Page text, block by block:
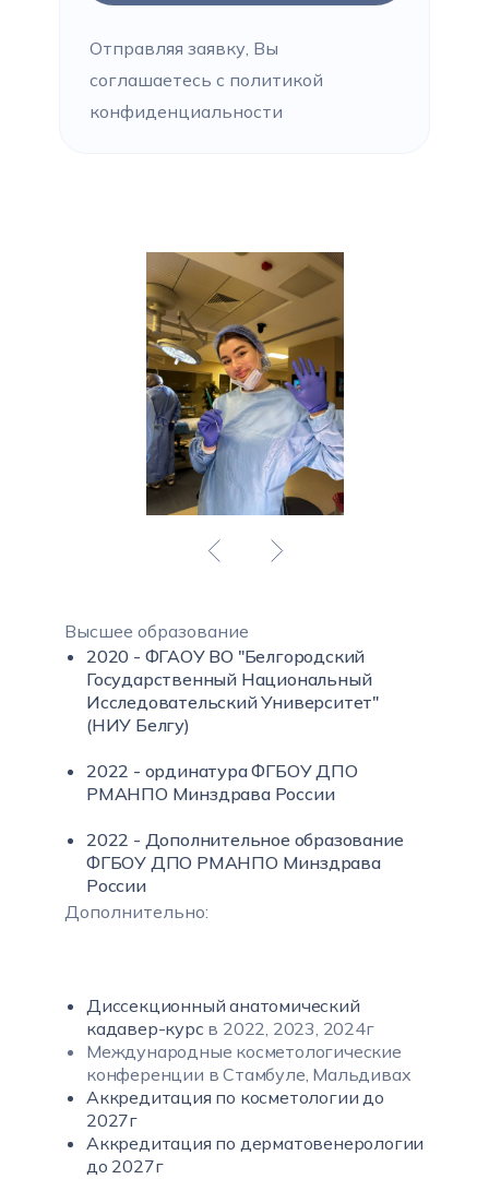
Отправляя заявку, Вы
соглашаетесь с политикой
конфиденциальности
Высшее образование
2020 - ФГАОУ ВО "Белгородский
Государственный Национальный
Исследовательский Университет"
(НИУ Белгу)
2022 - ординатура ФГБОУ ДПО
РМАНПО Минздрава России
2022 - Дополнительное образование
ФГБОУ ДПО РМАНПО Минздрава
России
Дополнительно:
Диссекционный анатомический
кадавер-курс в 2022, 2023, 2024г
Международные косметологические
конференции в Стамбуле, Мальдивах
Аккредитация по косметологии до
2027г
Аккредитация по дерматовенерологии
до 2027г